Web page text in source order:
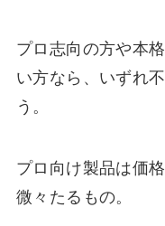
プロ志向の方や本
い方なら、いずれ
う。
プロ向け製品は価
微々たるもの。